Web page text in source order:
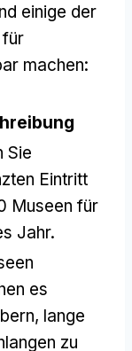
einige der
für
machen:
Sie
Eintritt
Museen für
Jahr.
es
lange
zu